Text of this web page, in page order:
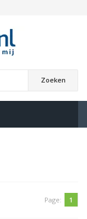
Zoeken
Page: 1